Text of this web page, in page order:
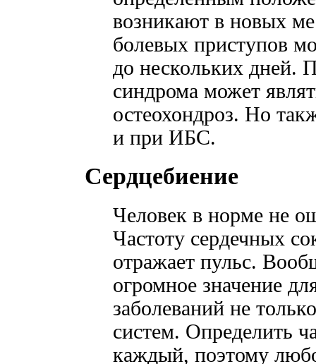
возникают в новых
болевых приступов
до нескольких дней.
синдрома может
остеохондроз. Но
и при ИБС.
Сердцебиение
Человек в норме не
Частоту сердечных
отражает пульс.
огромное значение
заболеваний не
систем. Определить
каждый, поэтому